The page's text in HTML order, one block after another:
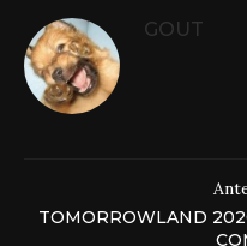
GOUT
TOMORROWLAND